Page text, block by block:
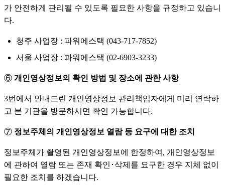
가 안전하게 관리될 수 있도록 필요한 사항을 규정하고 있습니
다.
청주 사업장 : 파워에스택 (043-717-7852)
서울 사업장 : 파워에스택 (02-6903-3233)
⑥ 개인영상정보의 확인 방법 및 장소에 관한 사항
3번에서 안내드린 개인영상정보 관리책임자에게 미리 연락하
고 본 기관을 방문하시면 확인 가능합니다.
⑦ 정보주체의 개인영상정보 열람 등 요구에 대한 조치
정보주체가 촬영된 개인영상정보에 한정하여, 개인영상정보
에 관하여 열람 또는 존재 확인･삭제를 요구한 경우 지체 없이
필요한 조치를 하겠습니다.